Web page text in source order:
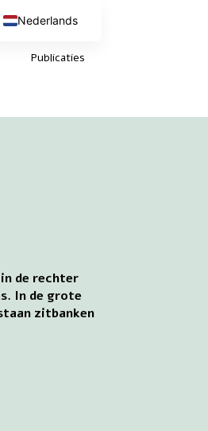
Publicaties
de rechter
In de grote
zitbanken
Nederlands
Deutsch